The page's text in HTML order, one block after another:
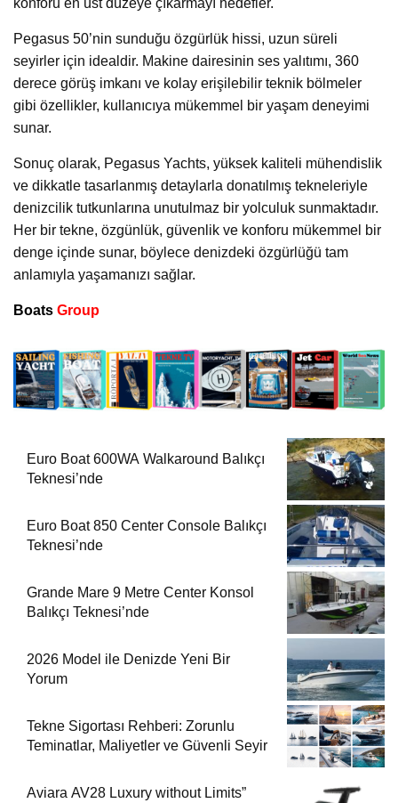
konforu en üst düzeye çıkarmayı hedefler.
Pegasus 50’nin sunduğu özgürlük hissi, uzun süreli
seyirler için idealdir. Makine dairesinin ses yalıtımı, 360
derece görüş imkanı ve kolay erişilebilir teknik bölmeler
gibi özellikler, kullanıcıya mükemmel bir yaşam deneyimi
sunar.
Sonuç olarak, Pegasus Yachts, yüksek kaliteli mühendislik
ve dikkatle tasarlanmış detaylarla donatılmış tekneleriyle
denizcilik tutkunlarına unutulmaz bir yolculuk sunmaktadır.
Her bir tekne, özgünlük, güvenlik ve konforu mükemmel bir
denge içinde sunar, böylece denizdeki özgürlüğü tam
anlamıyla yaşamanızı sağlar.
Boats Group
Euro Boat 600WA Walkaround Balıkçı
Teknesi’nde
Euro Boat 850 Center Console Balıkçı
Teknesi’nde
Grande Mare 9 Metre Center Konsol
Balıkçı Teknesi’nde
2026 Model ile Denizde Yeni Bir
Yorum
Tekne Sigortası Rehberi: Zorunlu
Teminatlar, Maliyetler ve Güvenli Seyir
Aviara AV28 Luxury without Limits”